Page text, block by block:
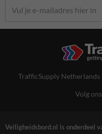
TrafficSupply Netherlands
Volg ons
Veiligheidsbord.nl is onderdeel